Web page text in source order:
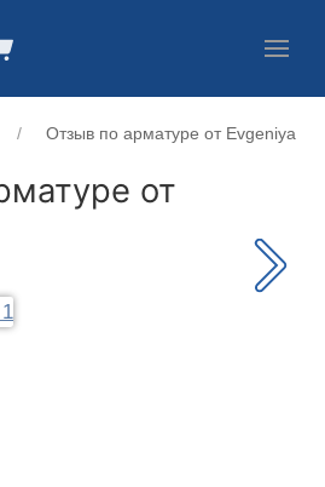
Отзыв по арматуре от Evgeniya
от